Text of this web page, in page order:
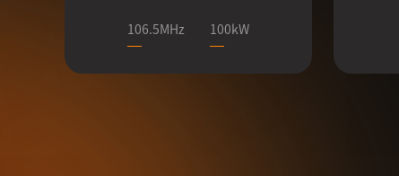
106.5MHz 100kW